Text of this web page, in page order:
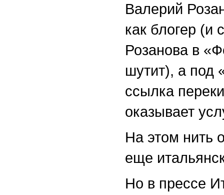
Валерий
как блогер (и
Розанова в
шутит), а под
ссылка
оказывает
На этом нить
еще
Но в прессе